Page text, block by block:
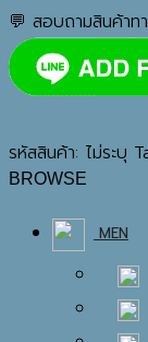
💬 สอบถามสินค้าท
รหัสสินค้า: ไม่ระบุ
BROWSE
MEN